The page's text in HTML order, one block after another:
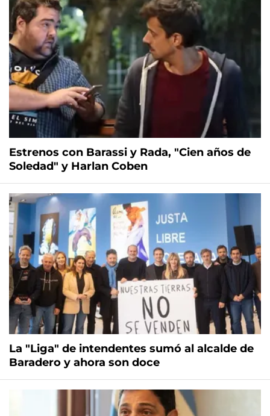
Estrenos con Barassi y Rada, "Cien años de
Soledad" y Harlan Coben
La "Liga" de intendentes sumó al alcalde de
Baradero y ahora son doce